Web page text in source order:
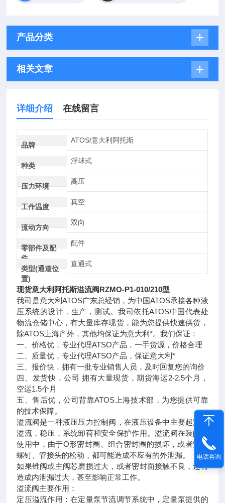
产品分类
相关文章
详细介绍 在线留言
品牌
ATOS/意大利阿托斯
种类
浮球式
压力环境
高压
工作温度
真空
流动方向
双向
零部件及配
件
配件
类型(通道位
置)
直通式
现货意大利阿托斯溢流阀RZMO-P1-010/210型
我司是意大利ATOS广东总经销，为中国ATOS承接各种液
压系统的设计，生产，测试。我司依托ATOS中国代表处
物流仓储中心，有大量库存现货，能为您提供快速供货，
除ATOS上海产外，其他均保证为意大利*。我们保证：
一、价格优，专业代理ATSO产品，一手货源，价格合理
二、质量优，专业代理ATSO产品，保证意大利*
三、报价快，拥有一批专业销售人员，及时回复您的询价
四、发货快，公司 拥有大量现货，期货海运2-2.5个月，
空运1.5个月
五、售后优，公司背靠ATOS上海技术部，为您提供可靠
的技术保障。
溢流阀是一种液压压力控制阀，在液压设备中主要起定压
溢流，稳压，系统卸荷和安全保护作用。溢流阀在装配或
使用中，由于O形密封圈、组合密封圈的损坏，或者安装
螺钉、管接头的松动，都可能造成不应有的外泄漏。
如果锥阀或主阀芯磨损过大，或者密封面接触不良，还将
造成内泄漏过大，甚至影响正常工作。
溢流阀主要作用：
定压溢流作用：在定量泵节流调节系统中，定量泵提供的
电话咨询